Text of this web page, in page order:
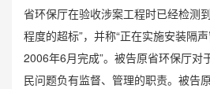
省环保厅在验收涉案工程时已经检测
程度的超标”，并称“正在实施安装隔
2006年6月完成”。被告原省环保厅对
民问题负有监督、管理的职责。被告